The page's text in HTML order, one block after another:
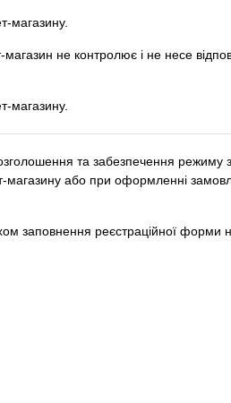
магазину.
не контролює і не несе
магазину.
та забезпечення режиму
магазину або при оформленні
заповнення реєстраційної форми